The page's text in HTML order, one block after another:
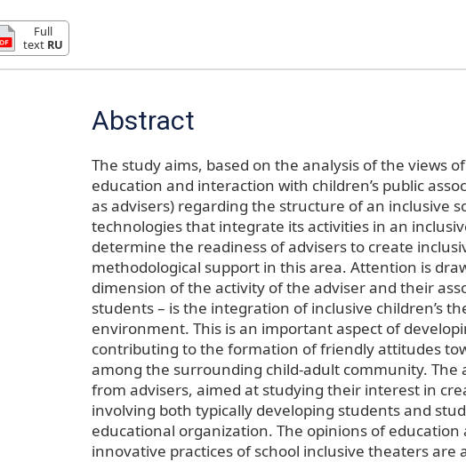
Full
text RU
Abstract
The study aims, based on the analysis of the views
education and interaction with children’s public
as advisers) regarding the structure of an inclusive
technologies that integrate its activities in an
determine the readiness of advisers to create
methodological support in this area. Attention is
dimension of the activity of the adviser and their
students – is the integration of inclusive children’s
environment. This is an important aspect of
contributing to the formation of friendly attitudes
among the surrounding child-adult community. The
from advisers, aimed at studying their interest in
involving both typically developing students and
educational organization. The opinions of
innovative practices of school inclusive theaters are